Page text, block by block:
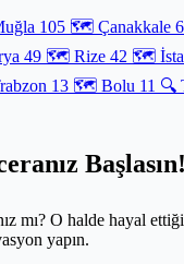
hazır olun.
105 🗺️ Çanakkale
49 🗺️ Rize 42 🗺️
13 🗺️ Bolu 11 🔍
Başlasın!
mı? O halde hayal
yapın.